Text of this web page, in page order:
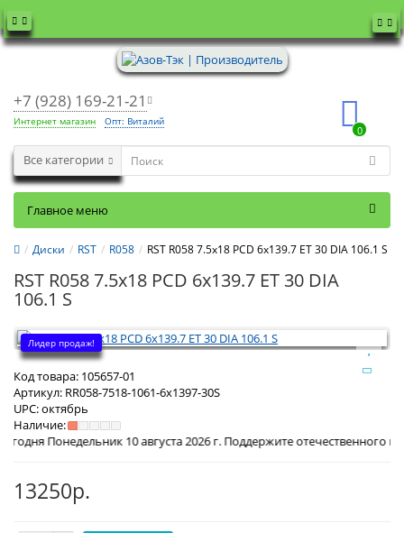
+7 (928) 169-21-21
Интернет магазин Опт: Виталий
0
Все категории
Главное меню
Диски RST R058 RST R058 7.5x18 PCD 6x139.7 ET 30 DIA 106.1 S
RST R058 7.5x18 PCD 6x139.7 ET 30 DIA
106.1 S
Лидер продаж!
Код товара: 105657-01
Артикул: RR058-7518-1061-6x1397-30S
UPC:октябрь
Наличие:
10 августа 2026 г. Поддержите отечественного
13250р.